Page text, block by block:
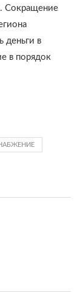
Сокращение
деньги в
в порядок